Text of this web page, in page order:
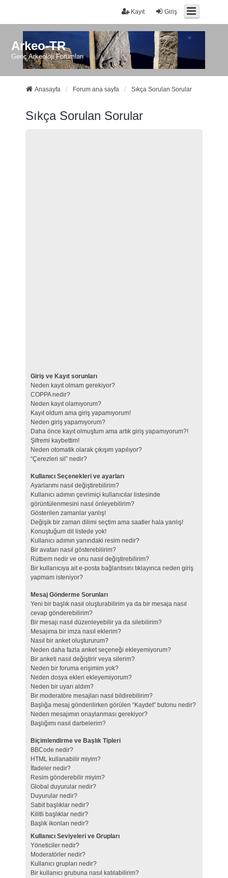
Giriş
Kayıt
Arkeo-TR
Genç Arkeoloji Forumları
Anasayfa Forum ana sayfa Sıkça Sorulan Sorular
Sıkça Sorulan Sorular
Giriş ve Kayıt sorunları
Neden kayıt olmam gerekiyor?
COPPA nedir?
Neden kayıt olamıyorum?
Kayıt oldum ama giriş yapamıyorum!
Neden giriş yapamıyorum?
Daha önce kayıt olmuştum ama artık giriş yapamıyorum?!
Şifremi kaybettim!
Neden otomatik olarak çıkışım yapılıyor?
“Çerezleri sil” nedir?
Kullanıcı Seçenekleri ve ayarları
Ayarlarımı nasıl değiştirebilirim?
Kullanıcı adımın çevrimiçi kullanıcılar listesinde
görüntülenmesini nasıl önleyebilirim?
Gösterilen zamanlar yanlış!
Değişik bir zaman dilimi seçtim ama saatler hala yanlış!
Konuştuğum dil listede yok!
Kullanıcı adımın yanındaki resim nedir?
Bir avatarı nasıl gösterebilirim?
Rütbem nedir ve onu nasıl değiştirebilirim?
Bir kullanıcıya ait e-posta bağlantısını tıklayınca neden giriş
yapmam isteniyor?
Mesaj Gönderme Sorunları
Yeni bir başlık nasıl oluşturabilirim ya da bir mesaja nasıl
cevap gönderebilirim?
Bir mesajı nasıl düzenleyebilir ya da silebilirim?
Mesajıma bir imza nasıl eklerim?
Nasıl bir anket oluştururum?
Neden daha fazla anket seçeneği ekleyemiyorum?
Bir anketi nasıl değiştirir veya silerim?
Neden bir foruma erişimim yok?
Neden dosya ekleri ekleyemiyorum?
Neden bir uyarı aldım?
Bir moderatöre mesajları nasıl bildirebilirim?
Başlığa mesaj gönderilirken görülen “Kaydet” butonu nedir?
Neden mesajımın onaylanması gerekiyor?
Başlığımı nasıl darbelerim?
Biçimlendirme ve Başlık Tipleri
BBCode nedir?
HTML kullanabilir miyim?
İfadeler nedir?
Resim gönderebilir miyim?
Global duyurular nedir?
Duyurular nedir?
Sabit başlıklar nedir?
Kilitli başlıklar nedir?
Başlık ikonları nedir?
Kullanıcı Seviyeleri ve Grupları
Yöneticiler nedir?
Moderatörler nedir?
Kullanıcı grupları nedir?
Bir kullanıcı grubuna nasıl katılabilirim?